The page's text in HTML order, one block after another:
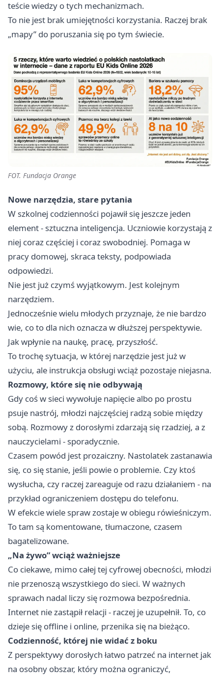
teście wiedzy o tych mechanizmach.
To nie jest brak umiejętności korzystania. Raczej brak
„mapy” do poruszania się po tym świecie.
FOT. Fundacja Orange
Nowe narzędzia, stare pytania
W szkolnej codzienności pojawił się jeszcze jeden
element - sztuczna inteligencja. Uczniowie korzystają z
niej coraz częściej i coraz swobodniej. Pomaga w
pracy domowej, skraca teksty, podpowiada
odpowiedzi.
Nie jest już czymś wyjątkowym. Jest kolejnym
narzędziem.
Jednocześnie wielu młodych przyznaje, że nie bardzo
wie, co to dla nich oznacza w dłuższej perspektywie.
Jak wpłynie na naukę, pracę, przyszłość.
To trochę sytuacja, w której narzędzie jest już w
użyciu, ale instrukcja obsługi wciąż pozostaje niejasna.
Rozmowy, które się nie odbywają
Gdy coś w sieci wywołuje napięcie albo po prostu
psuje nastrój, młodzi najczęściej radzą sobie między
sobą. Rozmowy z dorosłymi zdarzają się rzadziej, a z
nauczycielami - sporadycznie.
Czasem powód jest prozaiczny. Nastolatek zastanawia
się, co się stanie, jeśli powie o problemie. Czy ktoś
wysłucha, czy raczej zareaguje od razu działaniem - na
przykład ograniczeniem dostępu do telefonu.
W efekcie wiele spraw zostaje w obiegu rówieśniczym.
To tam są komentowane, tłumaczone, czasem
bagatelizowane.
„Na żywo” wciąż ważniejsze
Co ciekawe, mimo całej tej cyfrowej obecności, młodzi
nie przenoszą wszystkiego do sieci. W ważnych
sprawach nadal liczy się rozmowa bezpośrednia.
Internet nie zastąpił relacji - raczej je uzupełnił. To, co
dzieje się offline i online, przenika się na bieżąco.
Codzienność, której nie widać z boku
Z perspektywy dorosłych łatwo patrzeć na internet jak
na osobny obszar, który można ograniczyć,